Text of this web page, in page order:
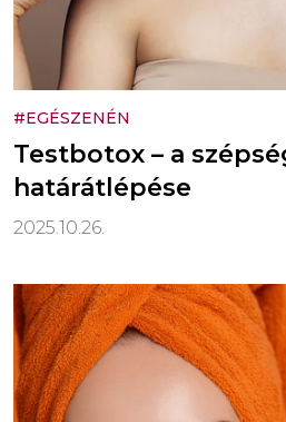
#EGÉSZENÉN
Testbotox – a
határátlépése
2025.10.26.